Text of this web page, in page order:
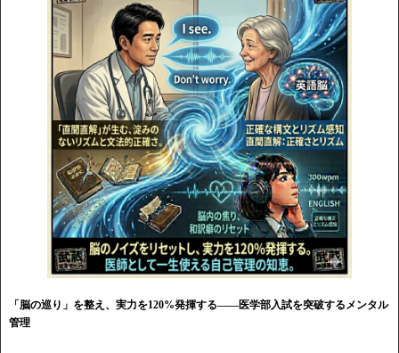
「脳の巡り」を整え、実力を120%発揮する——医学部入試を突破するメンタル
管理